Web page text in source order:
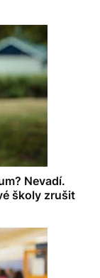
Nevadí.
školy zrušit